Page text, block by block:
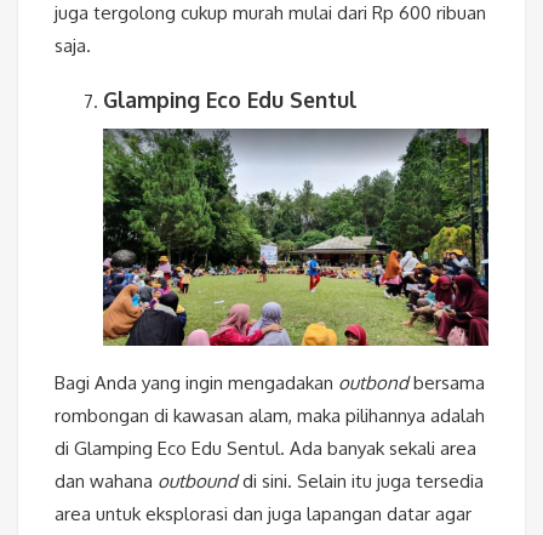
juga tergolong cukup murah mulai dari Rp 600 ribuan
saja.
Glamping Eco Edu Sentul
Bagi Anda yang ingin mengadakan outbondbersama
rombongan di kawasan alam, maka pilihannya adalah
di Glamping Eco Edu Sentul. Ada banyak sekali area
dan wahana outbounddi sini. Selain itu juga tersedia
area untuk eksplorasi dan juga lapangan datar agar